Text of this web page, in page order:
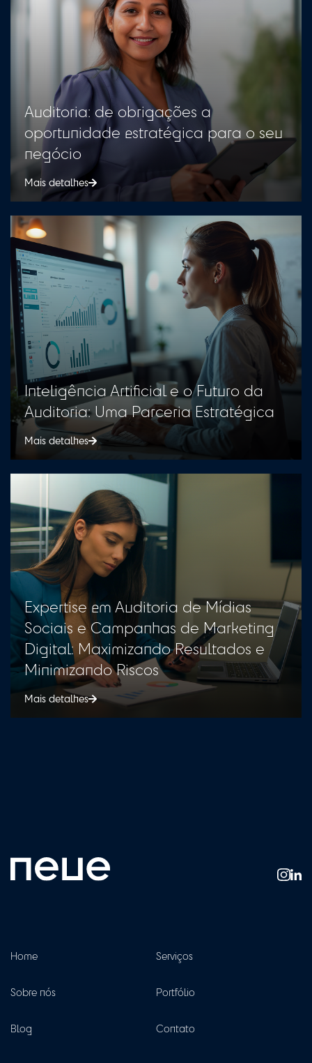
Auditoria: de obrigações a
oportunidade estratégica para o seu
negócio
Mais detalhes
Inteligência Artificial e o Futuro da
Auditoria: Uma Parceria Estratégica
Mais detalhes
Expertise em Auditoria de Mídias
Sociais e Campanhas de Marketing
Digital: Maximizando Resultados e
Minimizando Riscos
Mais detalhes
Home Serviços
Sobre nós Portfólio
Blog Contato